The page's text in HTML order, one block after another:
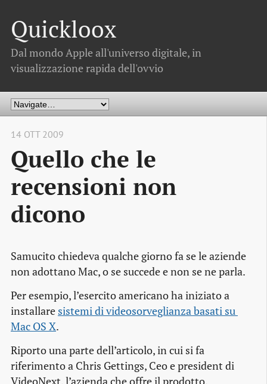
Quickloox
Dal mondo Apple all'universo digitale, in
visualizzazione rapida dell'ovvio
14 OTT 2009
Quello che le
recensioni non
dicono
Samucitochiedeva qualche giorno fa se le aziende
non adottano Mac, o se succede e non se ne parla.
Per esempio, l’esercito americano ha iniziato a
installare sistemi di videosorveglianza basati su
Mac OS X.
Riporto una parte dell’articolo, in cui si fa
riferimento a Chris Gettings, Ceo e president di